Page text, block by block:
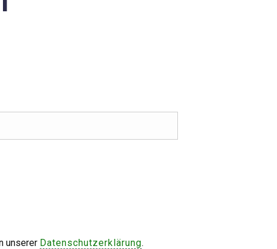
unserer Datenschutzerklärung.